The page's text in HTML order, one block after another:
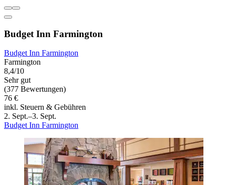
Budget Inn Farmington
Budget Inn Farmington
Farmington
8,4/10
Sehr gut
(377 Bewertungen)
76 €
inkl. Steuern & Gebühren
2. Sept.–3. Sept.
Budget Inn Farmington